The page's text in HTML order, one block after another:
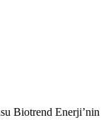
Biotrend Enerji’nin